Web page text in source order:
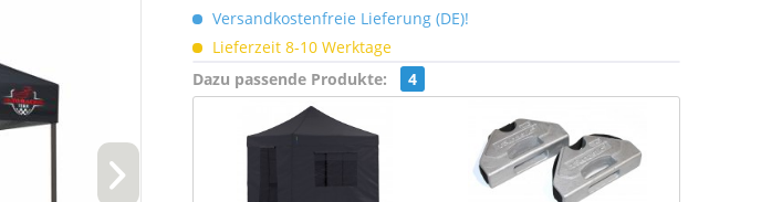
Versandkostenfreie Lieferung (DE)!
Lieferzeit 8-10 Werktage
Dazu passende Produkte:
4